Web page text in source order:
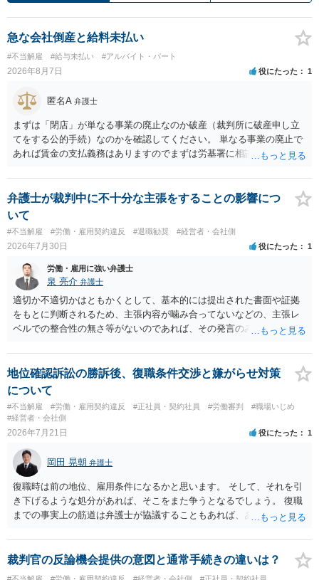
急な会社倒産と給料未払い
#不当解雇 #給与未払い #アルバイト・パート
2026年8月7日 役にたった 1
匿名A 弁護士
まずは「閉店」が単なる事業の廃止なのか破産（裁判所に破産申し立
てをする公的手続）なのかを確認してください。 単なる事業の廃止で
あれば賃金の支払義務はありますのでまずは労基署に相談してくださ
しいかもしれませんが）賃金などの労働債権は他の債務より優先して
支払われます。ただし支払までにかなり時間がかかるでしょう。 さら
に、「独立行政法人労働者健康安全機構 」という公的機関が未払賃金
の立替事業を行っています。詳しくは、同機構の＜未払賃金立替払相
談コーナー＞ TEL 044-431-8663 相談時間：土日祝日を除く9:15～1
7:00 に相談してみてください。同じように未払となった他の従業員の
方がいれば一緒に相談してみるといいでしょう。
弁護士が裁判中に不十分な主張をすることの影響につ
いて
#不当解雇 #労働・雇用契約違反 #退職勧奨 #経営者・会社側
2026年7月30日 役にたった 1
労働・雇用に強い弁護士
泉 亮介 弁護士
適切か不適切かはともかくとして、基本的には提出された書面や証拠
をもとに判断されるため、主張内容が噛み合ってないなどの、主張レ
ベルでの整合性の無さ等がないのであれば、その発言のみで大きく不
地位確認訴訟の勝訴後、復職条件交渉と嫌がらせ対策
について
#不当解雇 #労働・雇用契約違反 #正社員・契約社員 #労働審判
#職場いじめ
#経営者・会社側
2026年7月21日 役にたった 1
岡田 晃朝 弁護士
復職時は前の地位、雇用条件になるかと思います。 そして、それを引
き下げるような処分があれば、そこをまた争うとなるでしょう。 復職
までの事実上の筋道は弁護士が協議することもあれば、あなたがご自
ょうから、別途費用が発生することもありますが、出勤日時の設定く
らいならサービスでしてくれるかもしれません。
裁判官の反論機会提供の意図と通常手続きの違いは？
#不当解雇 #労働・雇用契約違反 #経営者・会社側 #正社員・契約社員